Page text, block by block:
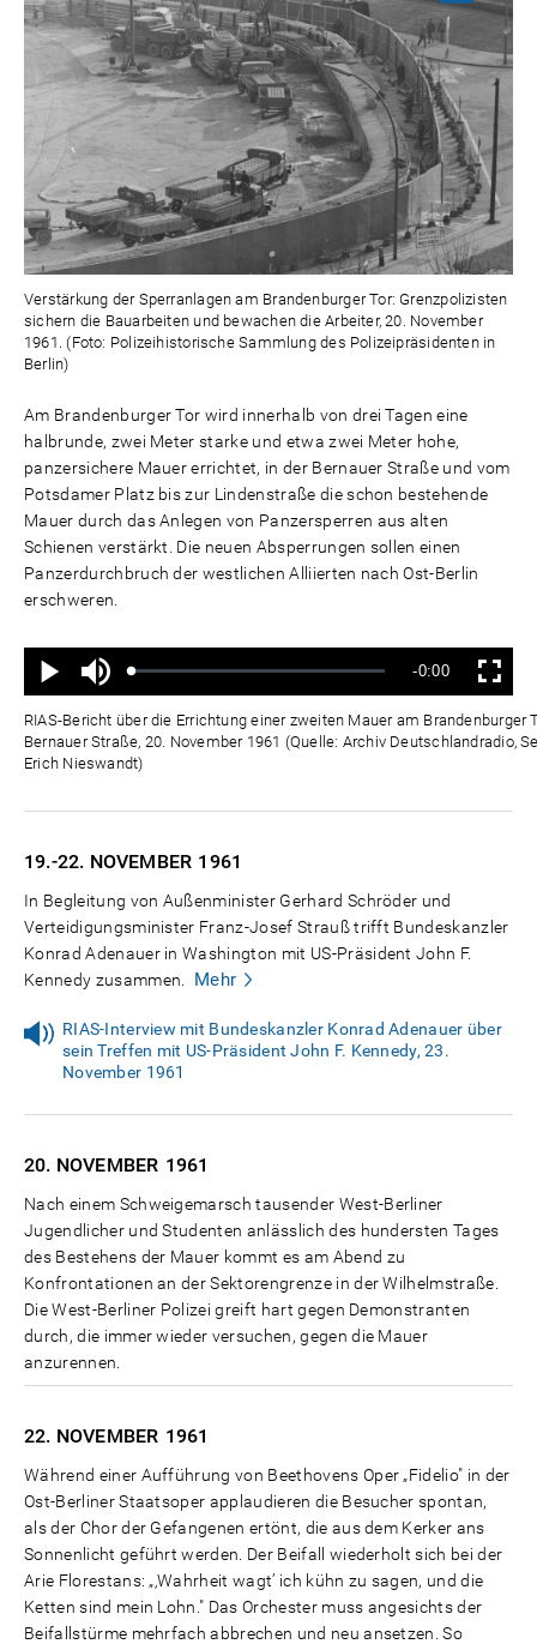
Verstärkung der Sperranlagen am Brandenburger Tor: Grenzpolizisten
sichern die Bauarbeiten und bewachen die Arbeiter, 20. November
1961. (Foto: Polizeihistorische Sammlung des Polizeipräsidenten in
Berlin)
Am Brandenburger Tor wird innerhalb von drei Tagen eine
halbrunde, zwei Meter starke und etwa zwei Meter hohe,
panzersichere Mauer errichtet, in der Bernauer Straße und vom
Potsdamer Platz bis zur Lindenstraße die schon bestehende
Mauer durch das Anlegen von Panzersperren aus alten
Schienen verstärkt. Die neuen Absperrungen sollen einen
Panzerdurchbruch der westlichen Alliierten nach Ost-Berlin
erschweren.
Wiedergabe
Ton
aus
Geladen:
Status:
Verbleibende
Zeit
-0:00 Vollbild
RIAS-Bericht über die Errichtung einer zweiten Mauer am Brandenburger
Bernauer Straße, 20. November 1961 (Quelle: Archiv Deutschlandradio,
Erich Nieswandt)
19.-22. NOVEMBER 1961
In Begleitung von Außenminister Gerhard Schröder und
Verteidigungsminister Franz-Josef Strauß trifft Bundeskanzler
Konrad Adenauer in Washington mit US-Präsident John F.
Kennedy zusammen.
Mehr
RIAS-Interview mit Bundeskanzler Konrad Adenauer über
sein Treffen mit US-Präsident John F. Kennedy, 23.
November 1961
20. NOVEMBER 1961
Nach einem Schweigemarsch tausender West-Berliner
Jugendlicher und Studenten anlässlich des hundersten Tages
des Bestehens der Mauer kommt es am Abend zu
Konfrontationen an der Sektorengrenze in der Wilhelmstraße.
Die West-Berliner Polizei greift hart gegen Demonstranten
durch, die immer wieder versuchen, gegen die Mauer
anzurennen.
22. NOVEMBER 1961
Während einer Aufführung von Beethovens Oper „Fidelio" in der
Ost-Berliner Staatsoper applaudieren die Besucher spontan,
als der Chor der Gefangenen ertönt, die aus dem Kerker ans
Sonnenlicht geführt werden. Der Beifall wiederholt sich bei der
Arie Florestans: „‚Wahrheit wagt’ ich kühn zu sagen, und die
Ketten sind mein Lohn." Das Orchester muss angesichts der
Beifallstürme mehrfach abbrechen und neu ansetzen. So